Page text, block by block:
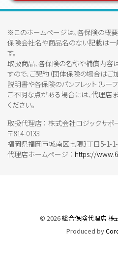
※このホームページは、各保険の概要
保険会社名や商品名のない記載は
す。
取扱商品、各保険の名称や補償内容
すので、ご契約（団体保険の場合は
説明書や各保険のパンフレット（リー
ご不明な点がある場合には、代理店
ください。
取扱代理店 ： 株式会社ロジックサポ
〒814-0133
福岡県福岡市城南区七隈3丁目5-1-
代理店ホームページ ： https://
© 2026総合保険代理店 株
Produced by